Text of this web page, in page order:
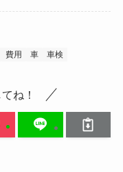
費用 車 車検
ね！